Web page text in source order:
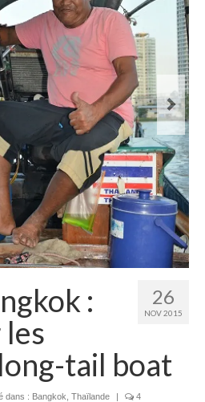
Thaïlande
26
NOV 2015
:
les
tail boat
dans : Bangkok Thaïlande | 4